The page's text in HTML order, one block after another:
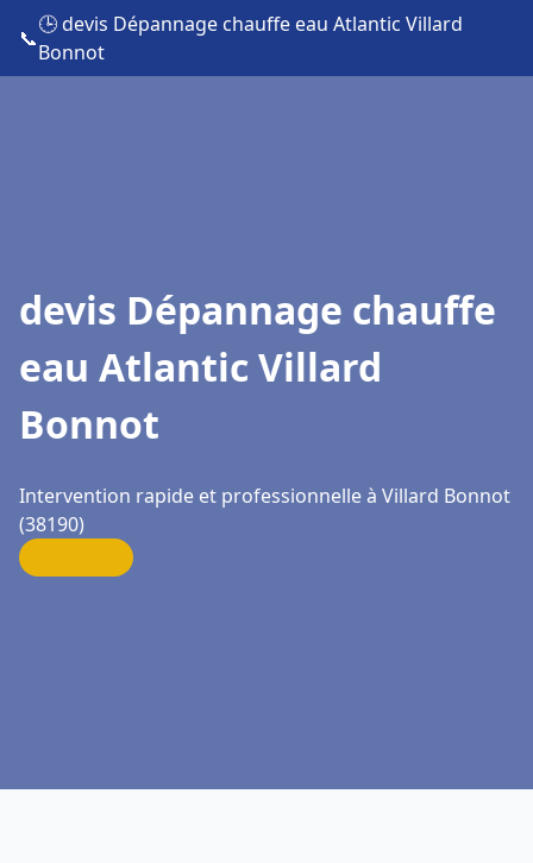
📞
🕒 devis Dépannage chauffe eau Atlantic Villard
Bonnot
devis Dépannage chauffe
eau Atlantic Villard
Bonnot
Intervention rapide et professionnelle à Villard Bonnot
(38190)